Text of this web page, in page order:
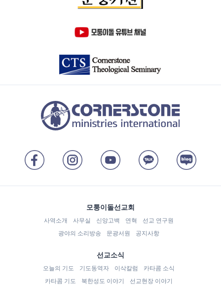
모퉁이돌선교회
사역소개 사무실 신앙고백 연혁
선교 연구원
광야의 소리방송
문광서원 공지사항
선교소식
오늘의 기도 기도동역자 이삭칼럼
카타콤 소식
카타콤 기도
북한성도 이야기
선교현장 이야기